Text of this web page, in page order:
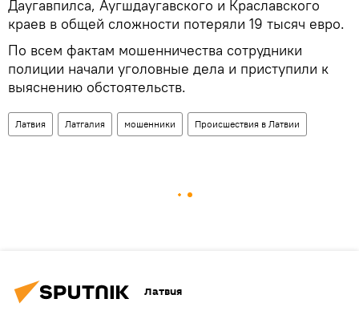
Даугавпилса, Аугшдаугавского и Краславского
краев в общей сложности потеряли 19 тысяч евро.
По всем фактам мошенничества сотрудники
полиции начали уголовные дела и приступили к
выяснению обстоятельств.
Латвия Латгалия мошенники Происшествия в Латвии
Латвия